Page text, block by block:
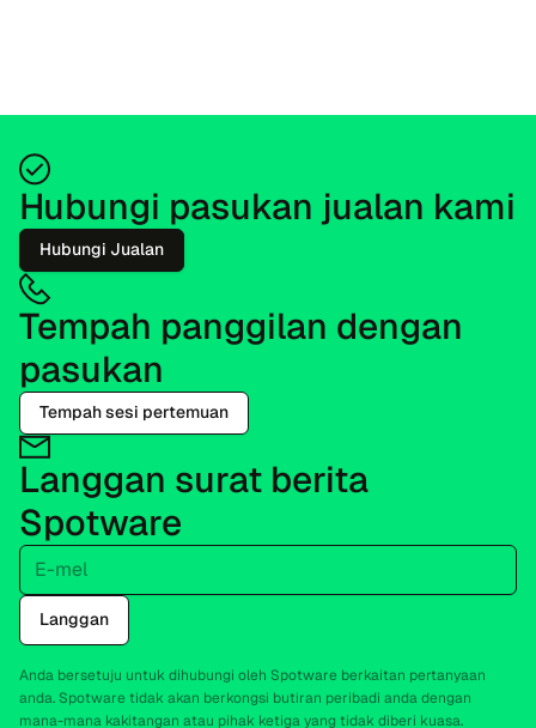
Hubungi pasukan jualan kami
Hubungi Jualan
Tempah panggilan dengan
pasukan
Tempah sesi pertemuan
Langgan surat berita
Spotware
E-mel
Langgan
Anda bersetuju untuk dihubungi oleh Spotware berkaitan pertanyaan
anda. Spotware tidak akan berkongsi butiran peribadi anda dengan
mana-mana kakitangan atau pihak ketiga yang tidak diberi kuasa.